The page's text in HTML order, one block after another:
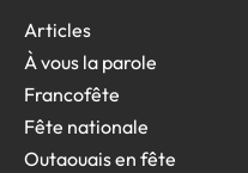
Articles
À vous la parole
Francofête
Fête nationale
Outaouais en fête